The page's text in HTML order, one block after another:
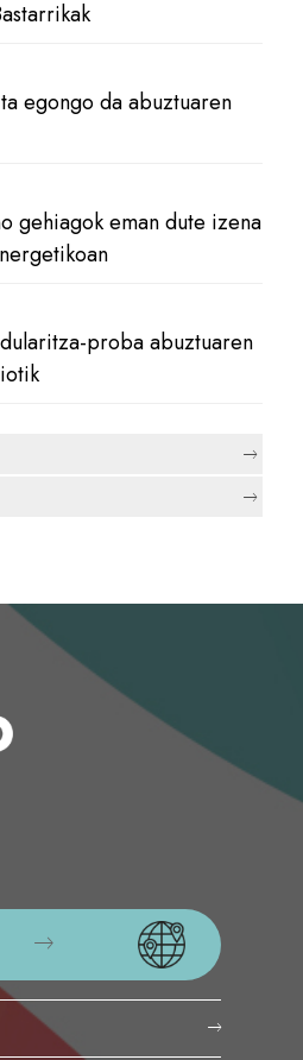
egongo da abuztuaren
gehiagok eman dute izena
proba abuztuaren